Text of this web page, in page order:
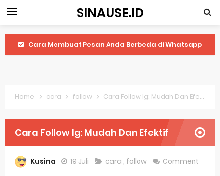
SINAUSE.ID
Cara Membuat Pesan Anda Berbeda di Whatsapp
Harga Laptop Acer Windows 10
Keytweak Windows 10
Home cara follow Cara Follow Ig: Mudah Dan Efektif
Cara Follow Ig: Mudah Dan Efektif
Kusina 19 Juli cara , follow Comment